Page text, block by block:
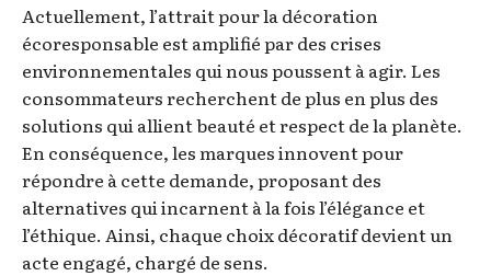
Actuellement, l’attrait pour la décoration
écoresponsable est amplifié par des crises
environnementales qui nous poussent à agir. Les
consommateurs recherchent de plus en plus des
solutions qui allient beauté et respect de la planète.
En conséquence, les marques innovent pour
répondre à cette demande, proposant des
alternatives qui incarnent à la fois l’élégance et
l’éthique. Ainsi, chaque choix décoratif devient un
acte engagé, chargé de sens.